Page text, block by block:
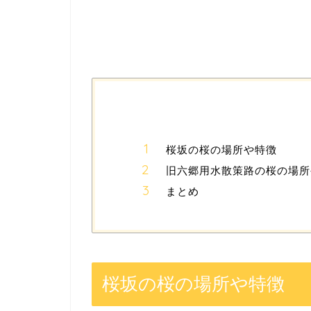
桜坂の桜の場所や特徴
旧六郷用水散策路の桜の場
まとめ
桜坂の桜の場所や特徴